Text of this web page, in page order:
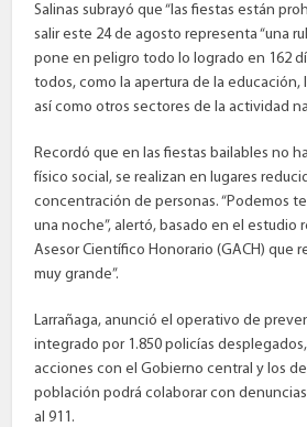
Salinas subrayó que “las fiestas están
salir este 24 de agosto representa “una
pone en peligro todo lo logrado en 162
todos, como la apertura de la educación,
así como otros sectores de la actividad
Recordó que en las fiestas bailables no
físico social, se realizan en lugares
concentración de personas. “Podemos
una noche”, alertó, basado en el estudio
Asesor Científico Honorario (GACH) que
muy grande”.
Larrañaga, anunció el operativo de
integrado por 1.850 policías
acciones con el Gobierno central y los
población podrá colaborar con
al 911.